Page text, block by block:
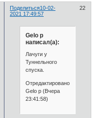
Поделиться 22
10-02-
2021 17:49:57
Gelo p
написал(а):
Лачуги у
Туннельного
спуска.
Отредактировано
Gelo p (Вчера
23:41:58)